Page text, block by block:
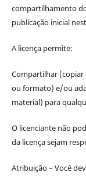
compartilhamento
publicação inicial
A licença permite:
Compartilhar
ou formato) e/ou
material) para
O licenciante não
da licença sejam
Atribuição – Você